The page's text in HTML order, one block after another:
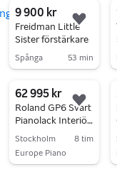
9 900 kr
Freidman Little
Sister förstärkare
Spånga 53 min
62 995 kr
Roland GP6 Svart
Pianolack Interiör
Krakki Pianopaket
Stockholm
8 tim
Europe Piano
Lägg